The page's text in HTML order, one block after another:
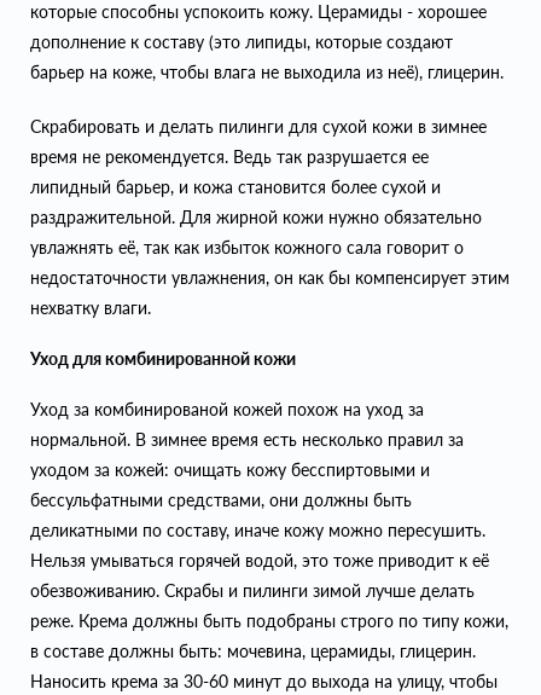
которые способны успокоить кожу. Церамиды - хорошее
дополнение к составу (это липиды, которые создают
барьер на коже, чтобы влага не выходила из неё), глицерин.
Скрабировать и делать пилинги для сухой кожи в зимнее
время не рекомендуется. Ведь так разрушается ее
липидный барьер, и кожа становится более сухой и
раздражительной. Для жирной кожи нужно обязательно
увлажнять её, так как избыток кожного сала говорит о
недостаточности увлажнения, он как бы компенсирует этим
нехватку влаги.
Уход для комбинированной кожи
Уход за комбинированой кожей похож на уход за
нормальной. В зимнее время есть несколько правил за
уходом за кожей: очищать кожу бесспиртовыми и
бессульфатными средствами, они должны быть
деликатными по составу, иначе кожу можно пересушить.
Нельзя умываться горячей водой, это тоже приводит к её
обезвоживанию. Скрабы и пилинги зимой лучше делать
реже. Крема должны быть подобраны строго по типу кожи,
в составе должны быть: мочевина, церамиды, глицерин.
Наносить крема за 30-60 минут до выхода на улицу, чтобы